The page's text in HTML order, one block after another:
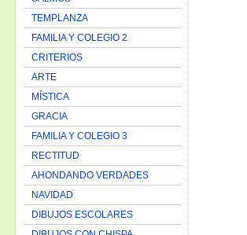
TEMPLANZA
FAMILIA Y COLEGIO 2
CRITERIOS
ARTE
MÍSTICA
GRACIA
FAMILIA Y COLEGIO 3
RECTITUD
AHONDANDO VERDADES
NAVIDAD
DIBUJOS ESCOLARES